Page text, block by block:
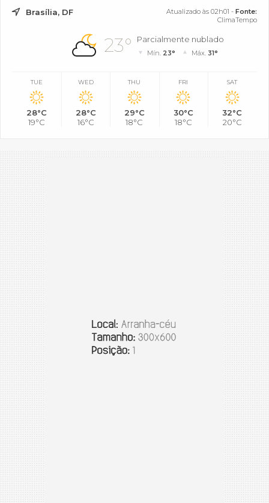
Brasília, DF Atualizado às 02h01 - Fonte:
ClimaTempo
23° Parcialmente nublado
Mín. 23° Máx. 31°
TUE
28°C
19°C
WED
28°C
16°C
THU
29°C
18°C
FRI
30°C
18°C
SAT
32°C
20°C